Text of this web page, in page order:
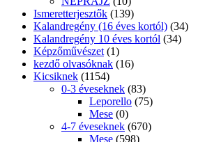
gyermekvers (22)
kicsiknek leporello,lapozó (146)
kicsiknek mese (253)
ovisoknak mese
ovisoknak vers (23)
puzzlekönyv
(6)
Kids Books (13)
Comics (1)
Coloring Books
Fairy Tales (1)
Kisiskolások olvasmányai